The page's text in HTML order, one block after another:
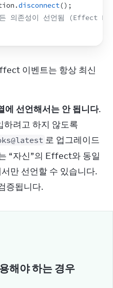
.disconnect() ;
의존성이 선언됨 (Effect
이벤트는 항상 최신
선언해서는 안 됩니다.
로 업그레이드
“자신”의 Effect와 동일
만 선언할 수 있습니다.
증됩니다.
해야 하는 경우